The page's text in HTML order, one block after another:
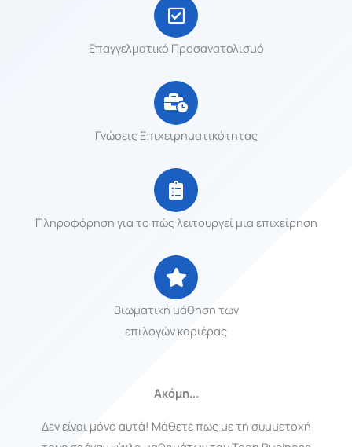
Επαγγελματικό Προσανατολισμό
Γνώσεις Επιχειρηματικότητας
Πληροφόρηση για το πώς λειτουργεί μια επιχείρηση
Βιωματική μάθηση των
επιλογών καριέρας
Ακόμη...
Δεν είναι μόνο αυτά! Μάθετε πως με τη συμμετοχή